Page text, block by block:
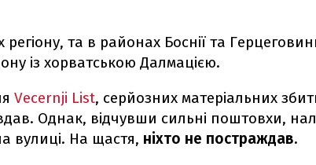
регіону, та в районах Боснії та
із хорватською Далмацією.
Vecernji List, серйозних матеріальних
Однак, відчувши сильні поштовхи,
вулиці. На щастя, ніхто не постраждав.